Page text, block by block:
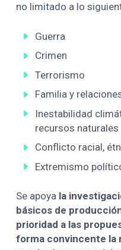
no limitado a lo
Guerra
Crimen
Terrorismo
Familia y
Inestabilidad
recursos naturales
Conflicto racial,
Extremismo
Se apoya la
básicos de
prioridad a las
forma convincente la